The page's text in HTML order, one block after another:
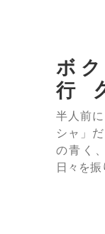
ボ
行
半人前
シャ」
の青く
日々を振